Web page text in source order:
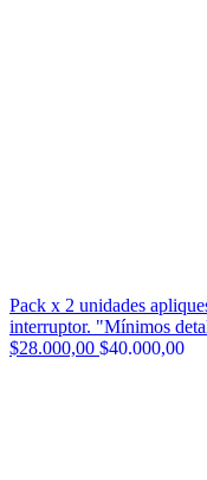
Pack x 2 unidades
interruptor. "Mínimos
$28.000,00 $40.000,00